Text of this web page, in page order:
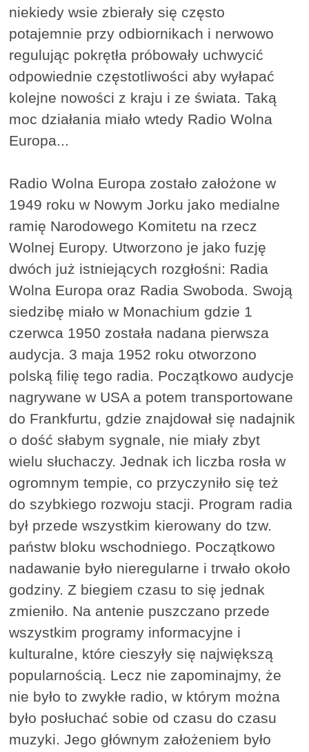
niekiedy wsie zbierały się często
potajemnie przy odbiornikach i nerwowo
regulując pokrętła próbowały uchwycić
odpowiednie częstotliwości aby wyłapać
kolejne nowości z kraju i ze świata. Taką
moc działania miało wtedy Radio Wolna
Europa...
Radio Wolna Europa zostało założone w
1949 roku w Nowym Jorku jako medialne
ramię Narodowego Komitetu na rzecz
Wolnej Europy. Utworzono je jako fuzję
dwóch już istniejących rozgłośni: Radia
Wolna Europa oraz Radia Swoboda. Swoją
siedzibę miało w Monachium gdzie 1
czerwca 1950 została nadana pierwsza
audycja. 3 maja 1952 roku otworzono
polską filię tego radia. Początkowo audycje
nagrywane w USA a potem transportowane
do Frankfurtu, gdzie znajdował się nadajnik
o dość słabym sygnale, nie miały zbyt
wielu słuchaczy. Jednak ich liczba rosła w
ogromnym tempie, co przyczyniło się też
do szybkiego rozwoju stacji. Program radia
był przede wszystkim kierowany do tzw.
państw bloku wschodniego. Początkowo
nadawanie było nieregularne i trwało około
godziny. Z biegiem czasu to się jednak
zmieniło. Na antenie puszczano przede
wszystkim programy informacyjne i
kulturalne, które cieszyły się największą
popularnością. Lecz nie zapominajmy, że
nie było to zwykłe radio, w którym można
było posłuchać sobie od czasu do czasu
muzyki. Jego głównym założeniem było